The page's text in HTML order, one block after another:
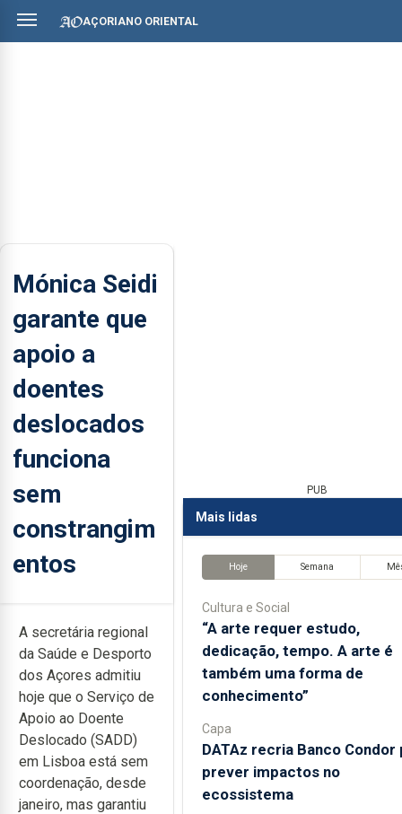
AÇORIANO ORIENTAL
Mónica Seidi
garante que
apoio a
doentes
deslocados
funciona
sem
constrangim
entos
A secretária regional
da Saúde e Desporto
dos Açores admitiu
hoje que o Serviço de
Apoio ao Doente
Deslocado (SADD)
em Lisboa está sem
coordenação, desde
janeiro, mas garantiu
PUB
Mais lidas
Hoje Semana
Cultura e Social
“A arte requer estudo,
dedicação, tempo. A arte é
também uma forma de
conhecimento”
Capa
DATAz recria Banco Condor
prever impactos no
ecossistema